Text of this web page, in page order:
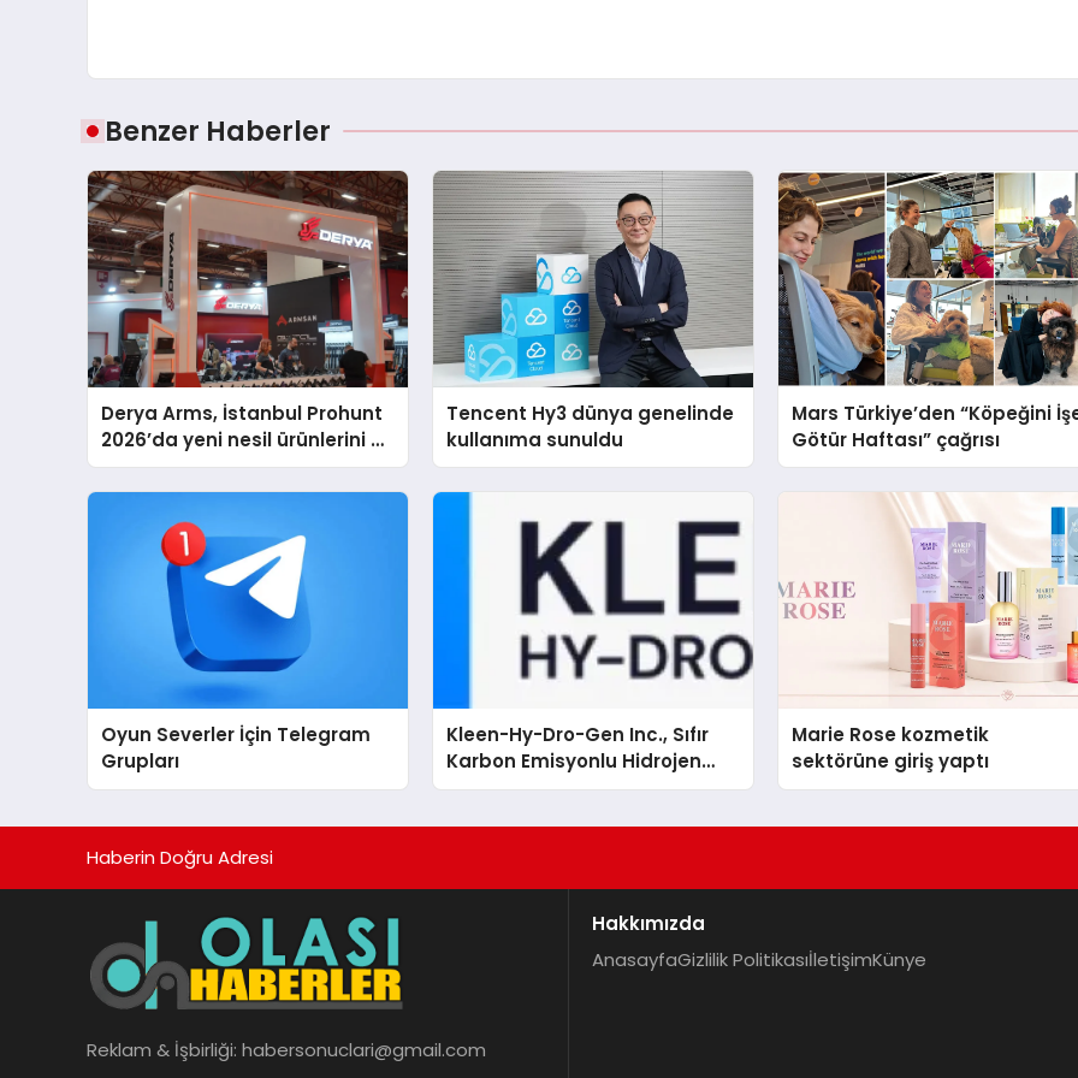
Benzer Haberler
Derya Arms, İstanbul Prohunt
2026’da yeni nesil ürünlerini ve
global marka vizyonunu
sergiledi
Tencent Hy3 dünya genelinde
kullanıma sunuldu
Mars Türkiye’den “Köpeğini
Götür Haftası” çağrısı
Oyun Severler İçin Telegram
Grupları
Kleen-Hy-Dro-Gen Inc., Sıfır
Karbon Emisyonlu Hidrojen
Isıtma Teknolojisinde ISO ve
Marie Rose kozmetik
sektörüne giriş yaptı
Haberin Doğru Adresi
Reklam & İşbirliği: habersonuclari@gmail.com
Hakkımızda
AnasayfaGizlilik PolitikasıİletişimKünye